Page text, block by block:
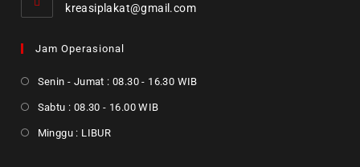
kreasiplakat@gmail.com
Jam Operasional
Senin - Jumat : 08.30 - 16.30 WIB
Sabtu : 08.30 - 16.00 WIB
Minggu : LIBUR